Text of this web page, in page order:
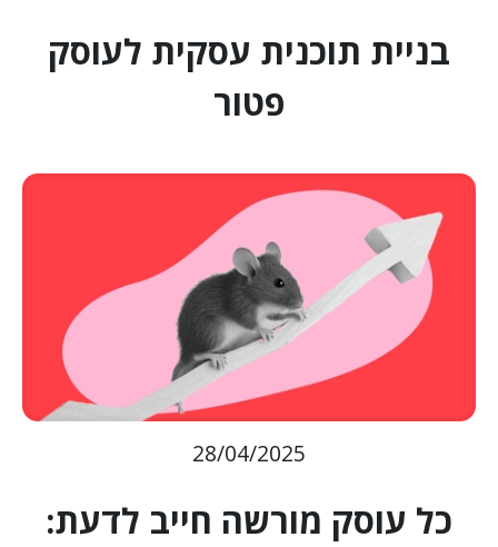
בניית תוכנית עסקית לעוסק
פטור
28/04/2025
כל עוסק מורשה חייב לדעת: